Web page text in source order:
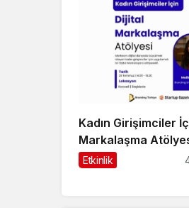
Kadın Girişimciler
Markalaşma
Başlıyor
Etkinlik